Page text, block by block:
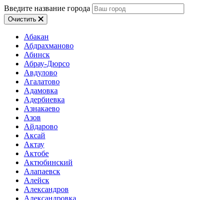
Введите название города
Очистить
Абакан
Абдрахманово
Абинск
Абрау-Дюрсо
Авдулово
Агалатово
Адамовка
Адербиевка
Азнакаево
Азов
Айдарово
Аксай
Актау
Актобе
Актюбинский
Алапаевск
Алейск
Александров
Александровка